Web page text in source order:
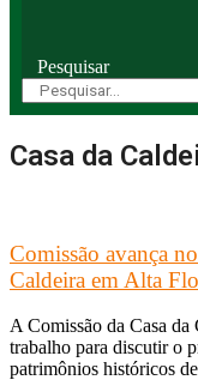
Pesquisar
Casa da
Comissão avança
Caldeira em Alta
A Comissão da Casa
trabalho para discutir o
patrimônios históricos de